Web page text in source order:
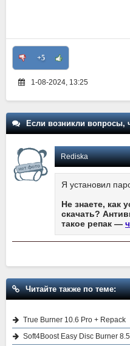
+5
1-08-2024, 13:25
Если возникли вопросы,
Rediska
Я установил
Не знаете, как
скачать?
такое репак —
Читайте также по теме:
True Burner 10.6 Pro + Repack
Soft4Boost Easy Disc Burner